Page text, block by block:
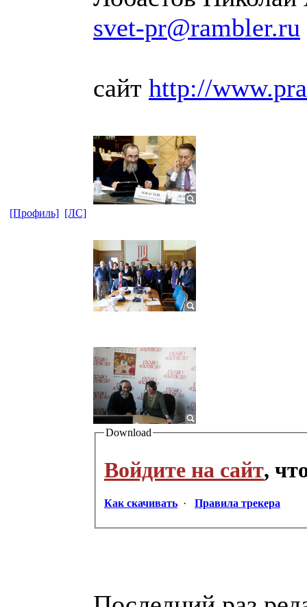
svet-pr@rambler.ru
сайт http://
Download
Войдите на сайт,
Как скачивать · Правила трекера
[Профиль] [ЛС]